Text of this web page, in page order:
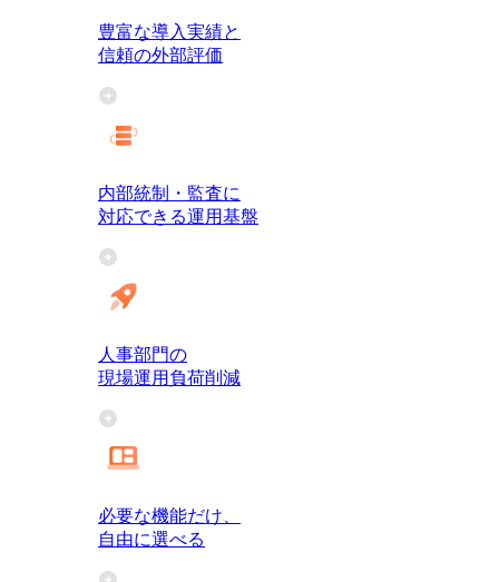
豊富な導入実績と
信頼の外部評価
内部統制・監査に
対応できる運用基盤
人事部門の
現場運用負荷削減
必要な機能だけ、
自由に選べる